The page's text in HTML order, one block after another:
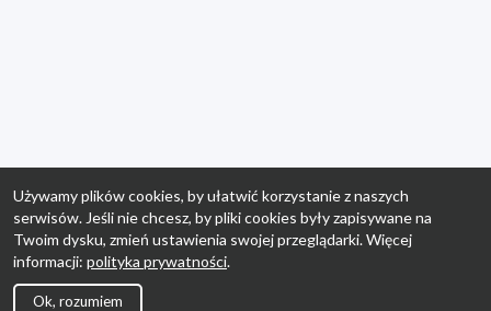
Używamy plików cookies, by ułatwić korzystanie z naszych
serwisów. Jeśli nie chcesz, by pliki cookies były zapisywane na
Twoim dysku, zmień ustawienia swojej przeglądarki. Więcej
informacji: polityka prywatności.
Ok, rozumiem